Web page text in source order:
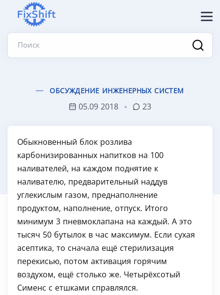
Поиск
ОБСУЖДЕНИЕ ИНЖЕНЕРНЫХ СИСТЕМ
05.09 2018 23
Обыкновенный блок розлива
карбонизированных напитков на 100
наливателей, на каждом поднятие к
наливателю, предварительный наддув
углекислым газом, преднаполнение
продуктом, наполнение, отпуск. Итого
минимум 3 пневмоклапана на каждый. А это
тысяч 50 бутылок в час максимум. Если сухая
асептика, то сначала ещё стерилизация
перекисью, потом активация горячим
воздухом, ещё столько же. Четырёхсотый
Сименс с етшками справлялся.